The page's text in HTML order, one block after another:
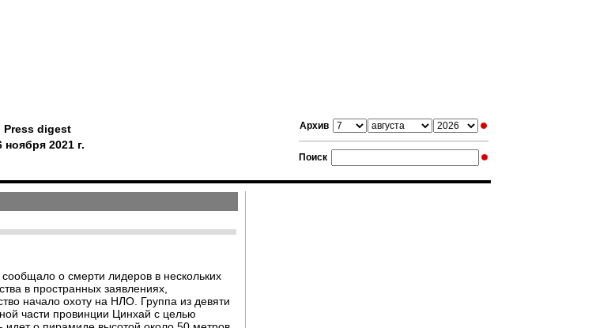
Архив
Поиск
Press digest
ноября 2021 г.
о смерти лидеров в нескольких
в пространных заявлениях,
начало охоту на НЛО. Группа из девяти
части провинции Цинхай с целью